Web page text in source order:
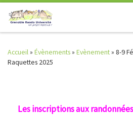
Skip to content
Accueil» Évènements» Evènement» 8-9
Raquettes 2025
Les inscriptions aux